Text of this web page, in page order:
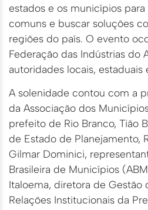
estados e os municípios
comuns e buscar soluções
regiões do país. O evento
Federação das Indústrias do
autoridades locais, estaduais
A solenidade contou com a
da Associação dos
prefeito de Rio Branco, Tião
de Estado de Planejamento,
Gilmar Dominici,
Brasileira de Municípios
Italoema, diretora de Gestão
Relações Institucionais da